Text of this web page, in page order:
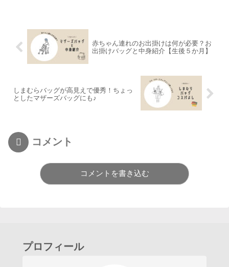
赤ちゃん連れのお出掛けは何が必要？お
出掛けバッグと中身紹介【生後５か月】
しまむらバッグが高見えで優秀！ちょっ
としたマザーズバッグにも♪
コメント
コメントを書き込む
プロフィール